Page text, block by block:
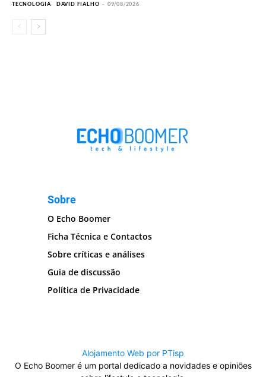
TECNOLOGIA DAVID FIALHO - 09/08/2026
Sobre
O Echo Boomer
Ficha Técnica e Contactos
Sobre críticas e análises
Guia de discussão
Política de Privacidade
Alojamento Web por PTisp
O Echo Boomer é um portal dedicado a novidades e opiniões